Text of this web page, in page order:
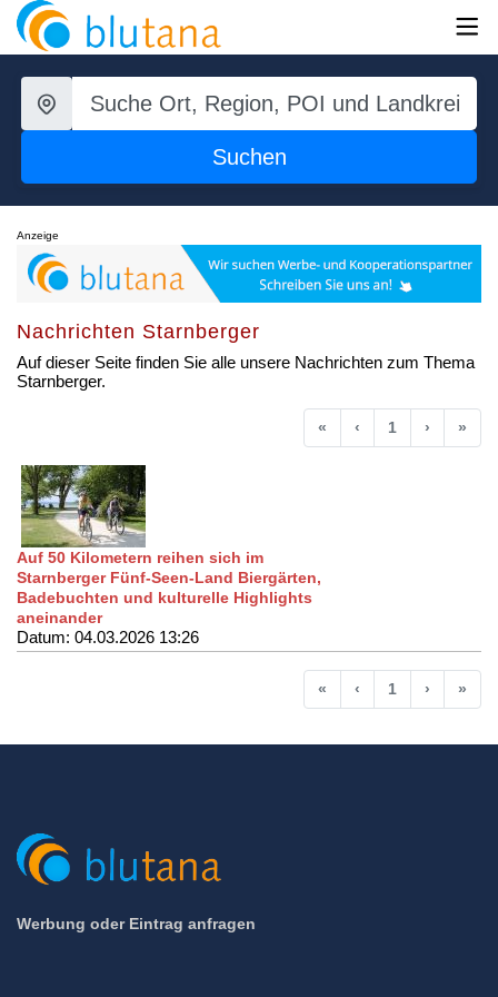
Suchen
Anzeige
Nachrichten Starnberger
Auf dieser Seite finden Sie alle unsere Nachrichten zum Thema
Starnberger.
« Anfang
‹ Vorherige
1 › Nächste
»
Auf 50 Kilometern reihen sich im
Starnberger Fünf-Seen-Land Biergärten,
Badebuchten und kulturelle Highlights
aneinander
Datum: 04.03.2026 13:26
« Anfang
‹ Vorherige
1 › Nächste
»
Werbung oder Eintrag anfragen